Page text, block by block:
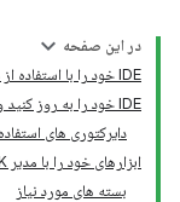
در این صفحه
IDE خود را با استفاده از جعبه ابزار JetBrains به روز کنید
IDE خود را به روز کنید و کانال ها را تغییر دهید
دایرکتوری های
ابزارهای خود را با مدیر SDK به روز کنید
بسته های مورد نیاز